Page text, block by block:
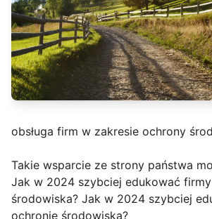
obsługa firm w zakresie ochrony
Takie wsparcie ze strony państwa
Jak w 2024 szybciej edukować
środowiska? Jak w 2024 szybciej
ochronie środowiska?